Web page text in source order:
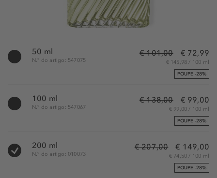
50 ml
N.° do artigo: 547075
€ 101,00 € 72,99
€ 145,98 / 100 ml
POUPE -28%
100 ml
N.° do artigo: 547067
€ 138,00 € 99,00
€ 99,00 / 100 ml
POUPE -28%
200 ml
N.° do artigo: 010073
€ 207,00 € 149,00
€ 74,50 / 100 ml
POUPE -28%